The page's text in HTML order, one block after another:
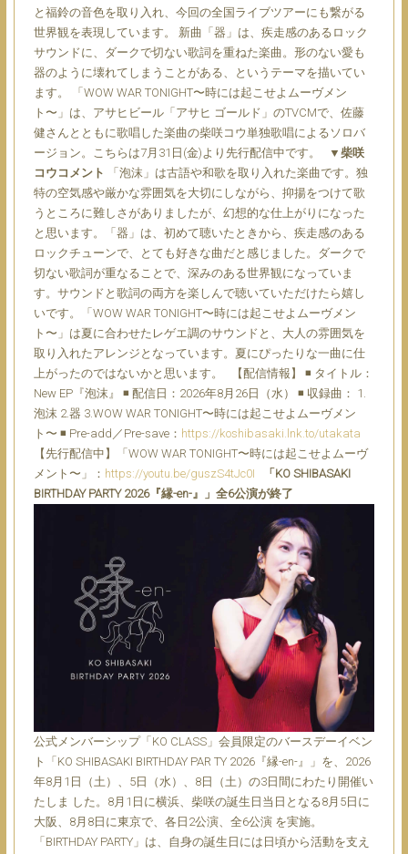
と福鈴の音色を取り入れ、今回の全国ライブツアーにも繋がる
世界観を表現しています。 新曲「器」は、疾走感のあるロック
サウンドに、ダークで切ない歌詞を重ねた楽曲。形のない愛も
器のように壊れてしまうことがある、というテーマを描いてい
ます。 「WOW WAR TONIGHT〜時には起こせよムーヴメン
ト〜」は、アサヒビール「アサヒ ゴールド」のTVCMで、佐藤
健さんとともに歌唱した楽曲の柴咲コウ単独歌唱によるソロバ
ージョン。こちらは7月31日(金)より先行配信中です。
▼柴咲
コウコメント
「泡沫」は古語や和歌を取り入れた楽曲です。独
特の空気感や厳かな雰囲気を大切にしながら、抑揚をつけて歌
うところに難しさがありましたが、幻想的な仕上がりになった
と思います。「器」は、初めて聴いたときから、疾走感のある
ロックチューンで、とても好きな曲だと感じました。ダークで
切ない歌詞が重なることで、深みのある世界観になっていま
す。サウンドと歌詞の両方を楽しんで聴いていただけたら嬉し
いです。「WOW WAR TONIGHT〜時には起こせよムーヴメン
ト〜」は夏に合わせたレゲエ調のサウンドと、大人の雰囲気を
取り入れたアレンジとなっています。夏にぴったりな一曲に仕
上がったのではないかと思います。 【配信情報】 ◾ タイトル：
New EP『泡沫』 ◾ 配信日：2026年8月26日（水） ◾ 収録曲： 1.
泡沫 2.器 3.WOW WAR TONIGHT〜時には起こせよムーヴメン
ト〜 ◾ Pre-add／Pre-save： https://koshibasaki.lnk.to/utakata
【先行配信中】「WOW WAR TONIGHT〜時には起こせよムーヴ
メント〜」： https://youtu.be/guszS4tJc0I
「KO SHIBASAKI
BIRTHDAY PARTY 2026『縁-en-』」全6公演が終了
公式メンバーシップ「KO CLASS」会員限定のバースデーイベン
ト「KO SHIBASAKI BIRTHDAY PAR TY 2026『縁-en-』」を、2026
年8月1日（土）、5日（水）、8日（土）の3日間にわたり開催い
たしま した。8月1日に横浜、柴咲の誕生日当日となる8月5日に
大阪、8月8日に東京で、各日2公演、全6公演 を実施。
「BIRTHDAY PARTY」は、自身の誕生日には日頃から活動を支え